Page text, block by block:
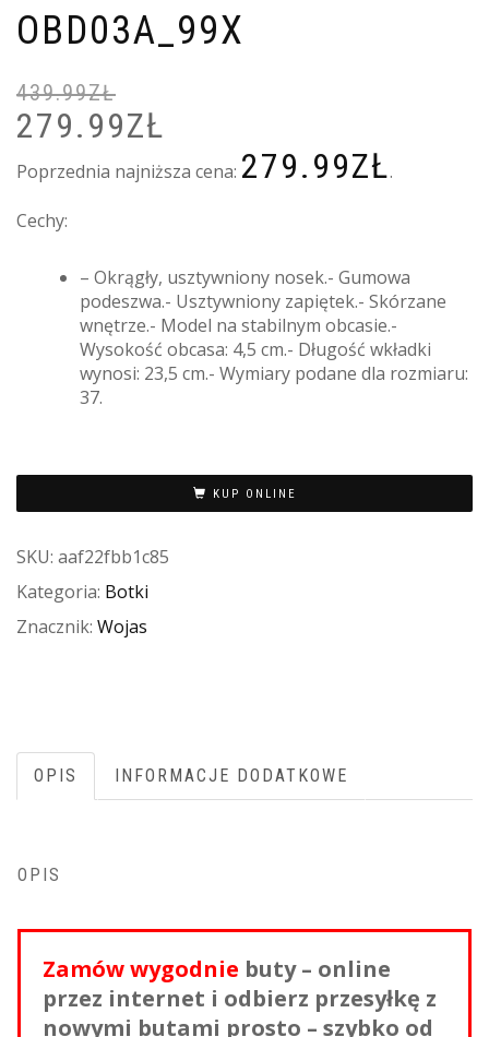
OBD03A_99X
439.99ZŁ
PIERWOTNA
CENA
439.99ZŁ.
279.99ZŁ
Poprzednia najniższa cena: 279.99ZŁ.
Cechy:
– Okrągły, usztywniony nosek.- Gumowa
podeszwa.- Usztywniony zapiętek.- Skórzane
wnętrze.- Model na stabilnym obcasie.-
Wysokość obcasa: 4,5 cm.- Długość wkładki
wynosi: 23,5 cm.- Wymiary podane dla rozmiaru:
37.
KUP ONLINE
SKU: aaf22fbb1c85
Kategoria: Botki
Znacznik: Wojas
OPIS INFORMACJE DODATKOWE
OPIS
Zamów wygodnie buty – online
przez internet i odbierz przesyłkę z
nowymi butami prosto – szybko od